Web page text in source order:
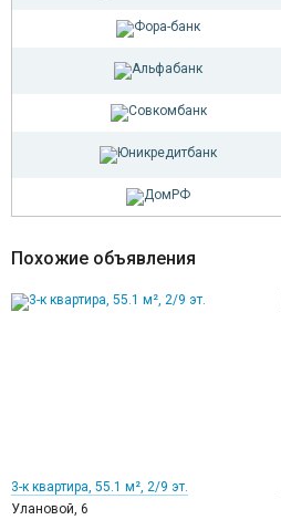
Похожие объявления
3-к квартира, 55.1 м², 2/9 эт.
Улановой, 6